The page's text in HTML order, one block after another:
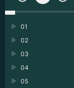
01
02
03
04
05